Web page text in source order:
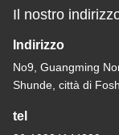
Il nostro
Indirizzo
No9, Guangming
Shunde, città di
tel